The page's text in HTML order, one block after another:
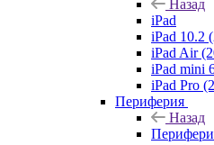
Назад
iPad
iPad 10.2
iPad Air
iPad mini
iPad Pro
Периферия
Назад